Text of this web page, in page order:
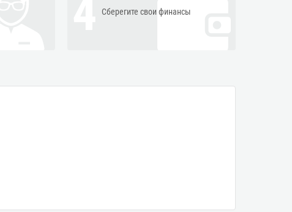
Сберегите свои финансы